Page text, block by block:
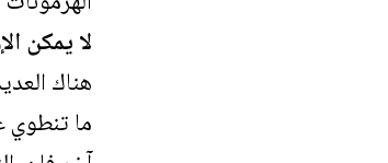
لا يمكن
هناك
ما تنطوي